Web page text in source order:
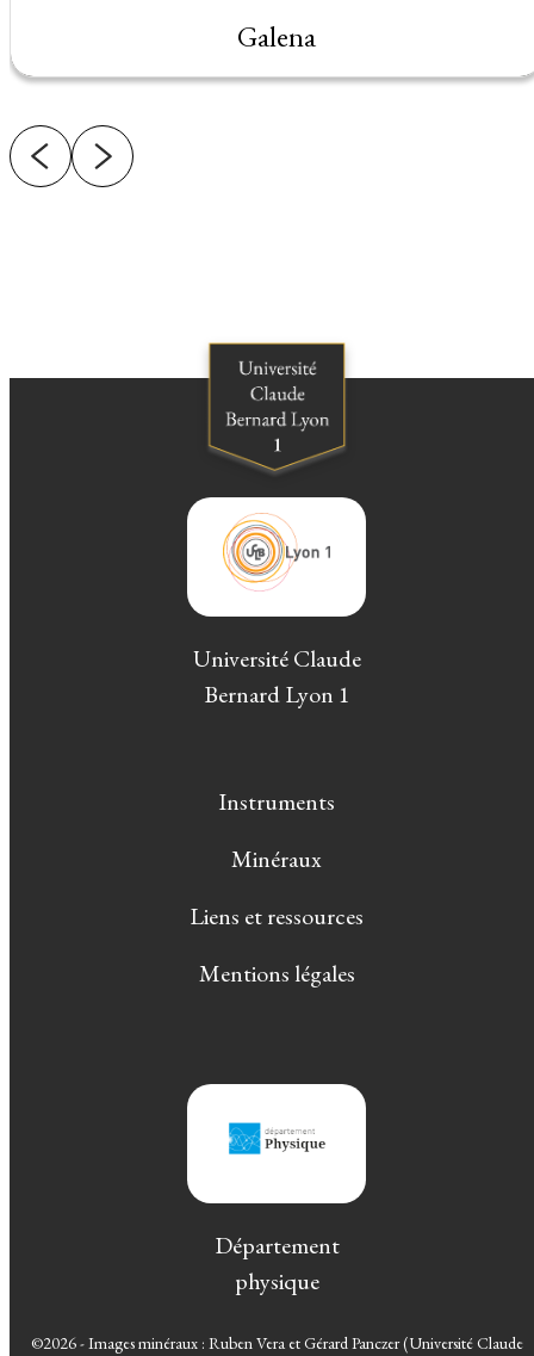
Galena
Université Claude
Bernard Lyon 1
Instruments
Minéraux
Liens et ressources
Mentions légales
Département
physique
©2026 - Images minéraux : Ruben Vera et Gérard Panczer (Université Claude